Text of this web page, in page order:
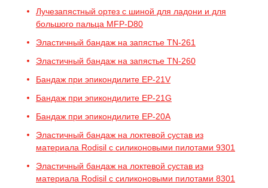
Лучезапястный ортез с шиной для ладони и для
большого пальца MFP-D80
Эластичный бандаж на запястье TN-261
Эластичный бандаж на запястье TN-260
Бандаж при эпикондилите EP-21V
Бандаж при эпикондилите EP-21G
Бандаж при эпикондилите EP-20A
Эластичный бандаж на локтевой сустав из
материала Rodisil с силиконовыми пилотами 9301
Эластичный бандаж на локтевой сустав из
материала Rodisil с силиконовыми пилотами 8301